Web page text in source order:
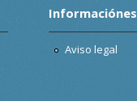
Informaciónes
Aviso legal